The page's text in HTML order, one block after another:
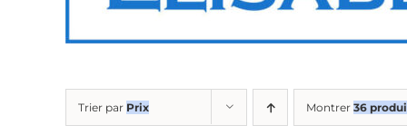
Trier par Prix Montrer 36